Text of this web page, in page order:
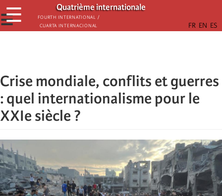
Skip
to
main
Quatrième internationale
Fourth International /
Cuarta Internacional
☰
☰
Crise mondiale, conflits et guerres
: quel internationalisme pour le
XXIe siècle ?